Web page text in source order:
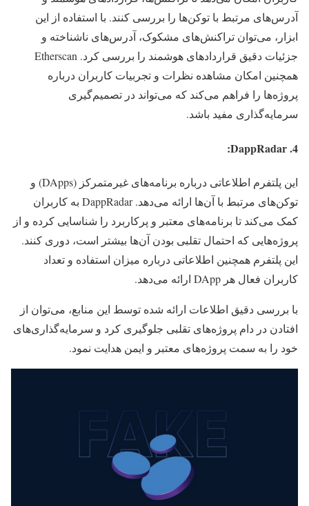
آدرس‌های مرتبط با توکن‌ها را بررسی کنند. با استفاده از این
ابزار، می‌توان تراکنش‌های مشکوک، آدرس‌های ناشناخته و
جزئیات دقیق قراردادهای هوشمند را بررسی کرد. Etherscan
همچنین امکان مشاهده نظرات و تجربیات کاربران درباره
پروژه‌ها را فراهم می‌کند که می‌تواند در تصمیم‌گیری
سرمایه‌گذاری مفید باشد.
4. DappRadar:
این پلتفرم اطلاعاتی درباره برنامه‌های غیرمتمرکز (DApps) و
توکن‌های مرتبط با آن‌ها ارائه می‌دهد. DappRadar به کاربران
کمک می‌کند تا برنامه‌های معتبر و پرکاربرد را شناسایی کرده و از
پروژه‌هایی که احتمال تقلبی بودن آن‌ها بیشتر است، دوری کنند.
این پلتفرم همچنین اطلاعاتی درباره میزان استفاده و تعداد
کاربران فعال هر DApp ارائه می‌دهد.
با بررسی دقیق اطلاعات ارائه شده توسط این منابع، می‌توان از
افتادن در دام پروژه‌های تقلبی جلوگیری کرد و سرمایه‌گذاری‌های
خود را به سمت پروژه‌های معتبر و ایمن هدایت نمود.